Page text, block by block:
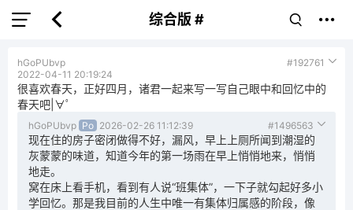
综合版 #
hGoPUbvp
#192761
2022-04-11 20:19:24
很喜欢春天，正好四月，诸君一起来写一写自己眼中和回忆中的
春天吧|∀ﾟ
hGoPUbvp Po 2026-02-26 11:12:39 #1496563
现在住的房子密闭做得不好，漏风，早上上厕所闻到潮湿的
灰蒙蒙的味道，知道今年的第一场雨在早上悄悄地来，悄悄
地走。
窝在床上看手机，看到有人说“班集体”，一下子就勾起好多小
学回忆。那是我目前的人生中唯一有集体归属感的阶段，像